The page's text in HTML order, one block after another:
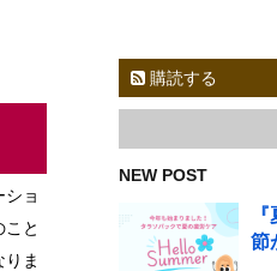
ョ
と
ま
購読する
NEW POST
節